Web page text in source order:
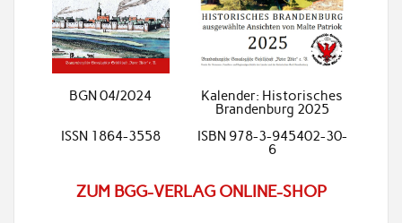
BGN 04/2024
Kalender: Historisches
Brandenburg 2025
ISSN 1864-3558
ISBN 978-3-945402-30-
6
ZUM BGG-VERLAG ONLINE-SHOP